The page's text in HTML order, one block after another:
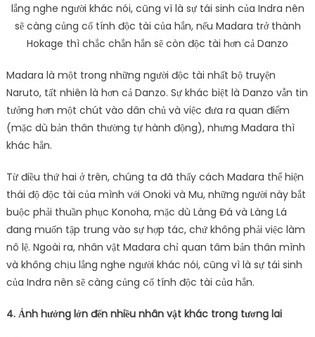
lắng nghe người khác nói, cũng vì là sự tái sinh của Indra nên
sẽ càng củng cố tính độc tài của hắn, nếu Madara trở thành
Hokage thì chắc chắn hắn sẽ còn độc tài hơn cả Danzo
Madara là một trong những người độc tài nhất bộ truyện
Naruto, tất nhiên là hơn cả Danzo. Sự khác biệt là Danzo vẫn tin
tưởng hơn một chút vào dân chủ và việc đưa ra quan điểm
(mặc dù bản thân thường tự hành động), nhưng Madara thì
khác hẳn.
Từ điều thứ hai ở trên, chúng ta đã thấy cách Madara thể hiện
thái độ độc tài của mình với Onoki và Mu, những người này bắt
buộc phải thuần phục Konoha, mặc dù Làng Đá và Làng Lá
đang muốn tập trung vào sự hợp tác, chứ không phải việc làm
nô lệ. Ngoài ra, nhân vật Madara chỉ quan tâm bản thân mình
và không chịu lắng nghe người khác nói, cũng vì là sự tái sinh
của Indra nên sẽ càng củng cố tính độc tài của hắn.
4. Ảnh hưởng lớn đến nhiều nhân vật khác trong tương lai